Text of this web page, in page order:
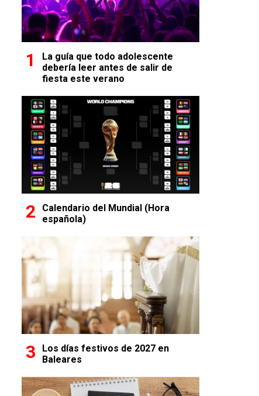
La guía que todo adolescente
debería leer antes de salir de
fiesta este verano
Calendario del Mundial (Hora
española)
Los días festivos de 2027 en
Baleares